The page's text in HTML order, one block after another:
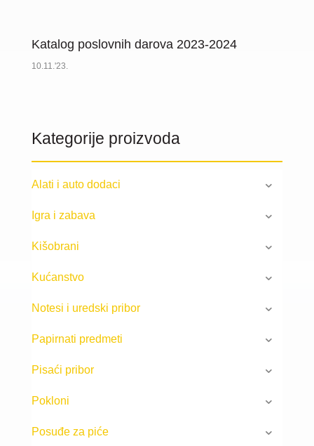
Katalog poslovnih darova 2023-2024
10.11.'23.
Kategorije proizvoda
Alati i auto dodaci
Igra i zabava
Kišobrani
Kućanstvo
Notesi i uredski pribor
Papirnati predmeti
Pisaći pribor
Pokloni
Posuđe za piće